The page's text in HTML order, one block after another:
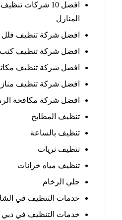
افضل 10 شركات تنظيف
المنازل
افضل شركة تنظيف فلل
افضل شركة تنظيف كنب
افضل شركة تنظيف
افضل شركة تنظيف
افضل شركة مكافحة
تنظيف المطابخ
تنظيف بالساعة
تنظيف ثريات
تنظيف مياه خزانات
جلي الرخام
خدمات التنظيف في
خدمات التنظيف في دبي